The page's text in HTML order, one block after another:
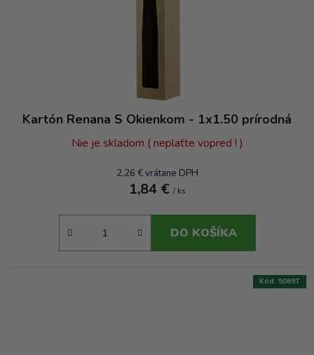
Kartón Renana S Okienkom - 1x1.50 prírodná
Nie je skladom ( neplaťte vopred ! )
2,26 € vrátane DPH
1,84 € / ks
DO KOŠÍKA
Kód: 5069T